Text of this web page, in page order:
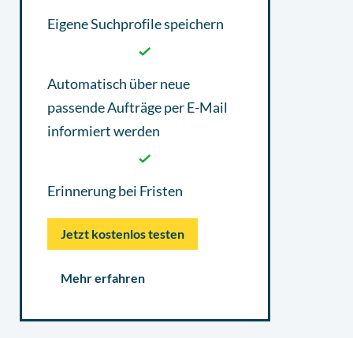
Eigene Suchprofile speichern
Automatisch über neue
passende Aufträge per E-Mail
informiert werden
Erinnerung bei Fristen
Jetzt kostenlos testen
Mehr erfahren